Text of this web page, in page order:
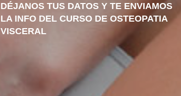
DÉJANOS TUS DATOS Y TE ENVIAMOS
LA INFO DEL CURSO DE OSTEOPATIA
VISCERAL